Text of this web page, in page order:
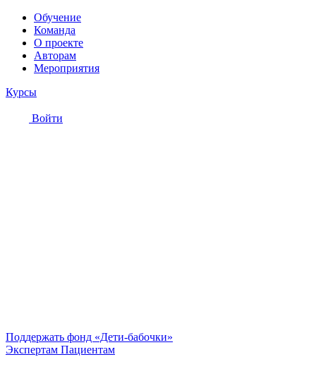
Обучение
Команда
О проекте
Авторам
Мероприятия
Курсы
Войти
Поддержать фонд «Дети-бабочки»
Экспертам Пациентам